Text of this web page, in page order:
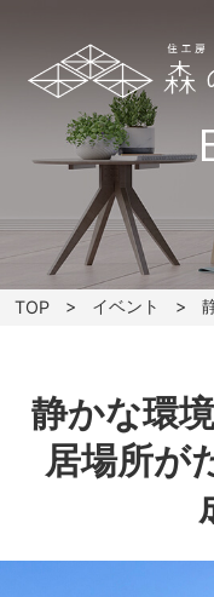
TOP イベント
静かな環
居場所が